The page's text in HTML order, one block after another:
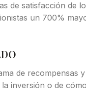
de satisfacción de
un 700%
de recompensas
inversión o de